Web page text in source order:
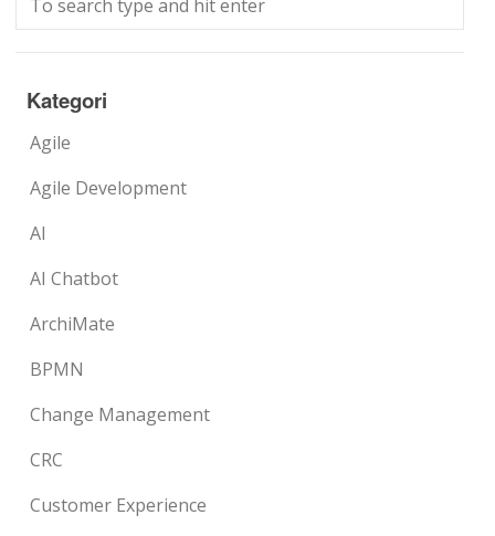
Kategori
Agile
Agile Development
AI
AI Chatbot
ArchiMate
BPMN
Change Management
CRC
Customer Experience